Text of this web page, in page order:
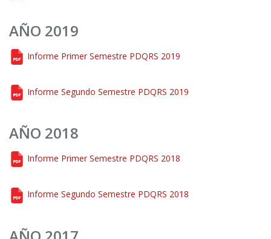
AÑO 2019
Informe Primer Semestre PDQRS 2019
Informe Segundo Semestre PDQRS 2019
AÑO 2018
Informe Primer Semestre PDQRS 2018
Informe Segundo Semestre PDQRS 2018